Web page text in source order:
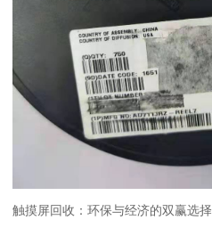
触摸屏回收：环保与经济的双赢选择